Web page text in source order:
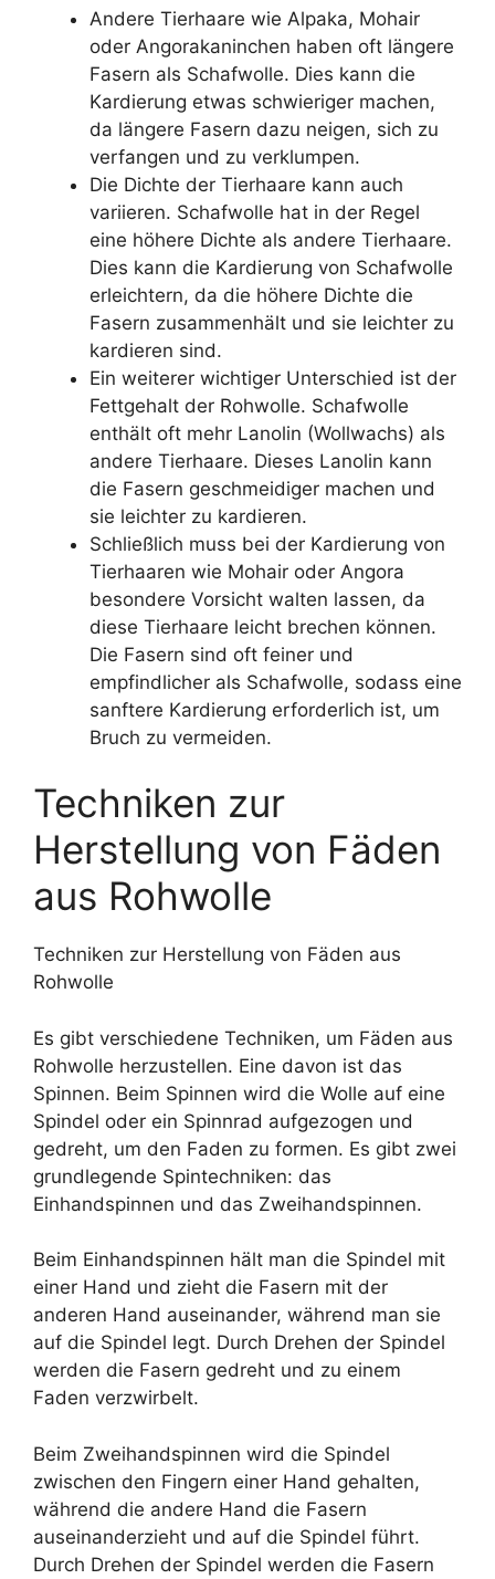
Andere Tierhaare wie Alpaka, Mohair
oder Angorakaninchen haben oft längere
Fasern als Schafwolle. Dies kann die
Kardierung etwas schwieriger machen,
da längere Fasern dazu neigen, sich zu
verfangen und zu verklumpen.
Die Dichte der Tierhaare kann auch
variieren. Schafwolle hat in der Regel
eine höhere Dichte als andere Tierhaare.
Dies kann die Kardierung von Schafwolle
erleichtern, da die höhere Dichte die
Fasern zusammenhält und sie leichter zu
kardieren sind.
Ein weiterer wichtiger Unterschied ist der
Fettgehalt der Rohwolle. Schafwolle
enthält oft mehr Lanolin (Wollwachs) als
andere Tierhaare. Dieses Lanolin kann
die Fasern geschmeidiger machen und
sie leichter zu kardieren.
Schließlich muss bei der Kardierung von
Tierhaaren wie Mohair oder Angora
besondere Vorsicht walten lassen, da
diese Tierhaare leicht brechen können.
Die Fasern sind oft feiner und
empfindlicher als Schafwolle, sodass eine
sanftere Kardierung erforderlich ist, um
Bruch zu vermeiden.
Techniken zur
Herstellung von Fäden
aus Rohwolle
Techniken zur Herstellung von Fäden aus
Rohwolle
Es gibt verschiedene Techniken, um Fäden aus
Rohwolle herzustellen. Eine davon ist das
Spinnen. Beim Spinnen wird die Wolle auf eine
Spindel oder ein Spinnrad aufgezogen und
gedreht, um den Faden zu formen. Es gibt zwei
grundlegende Spintechniken: das
Einhandspinnen und das Zweihandspinnen.
Beim Einhandspinnen hält man die Spindel mit
einer Hand und zieht die Fasern mit der
anderen Hand auseinander, während man sie
auf die Spindel legt. Durch Drehen der Spindel
werden die Fasern gedreht und zu einem
Faden verzwirbelt.
Beim Zweihandspinnen wird die Spindel
zwischen den Fingern einer Hand gehalten,
während die andere Hand die Fasern
auseinanderzieht und auf die Spindel führt.
Durch Drehen der Spindel werden die Fasern